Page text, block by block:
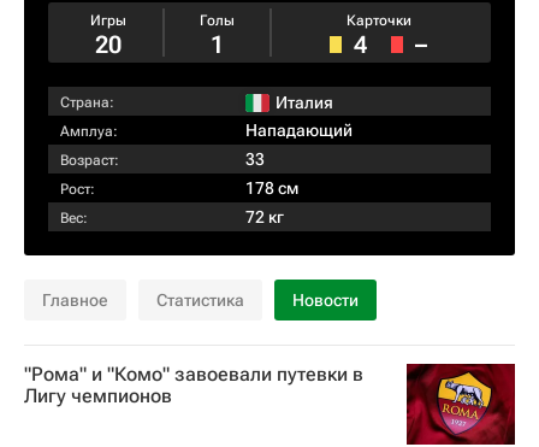
Игры
20
Голы
1
Карточки
4 –
Страна: Италия
Амплуа: Нападающий
Возраст: 33
Рост: 178 см
Вес: 72 кг
Главное Статистика Новости
"Рома" и "Комо" завоевали путевки в
Лигу чемпионов